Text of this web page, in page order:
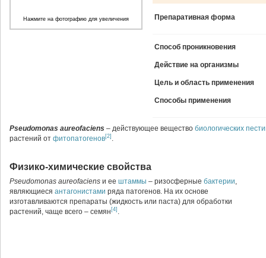
Препаративная форма
Способ проникновения
Действие на организмы
Цель и область применения
Способы применения
Нажмите на фотографию для увеличения
Pseudomonas aureofaciens – действующее вещество биологических
растений от фитопатогенов[2] .
Физико-химические свойства
Pseudomonas aureofaciens и ее штаммы – ризосферные бактерии,
являющиеся антагонистами ряда патогенов. На их основе
изготавливаются препараты (жидкость или паста) для обработки
растений, чаще всего – семян [4] .